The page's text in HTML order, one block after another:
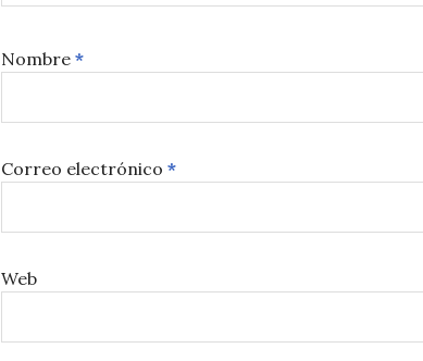
Nombre *
Correo electrónico *
Web